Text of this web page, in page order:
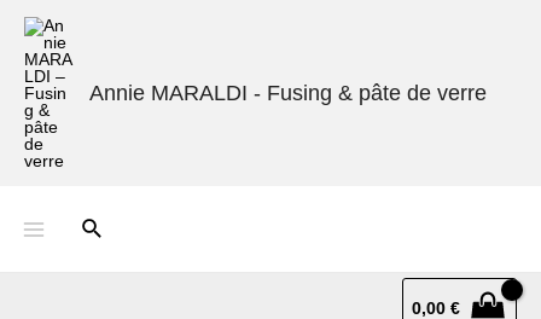
Annie MARALDI - Fusing & pâte de verre
0,00€